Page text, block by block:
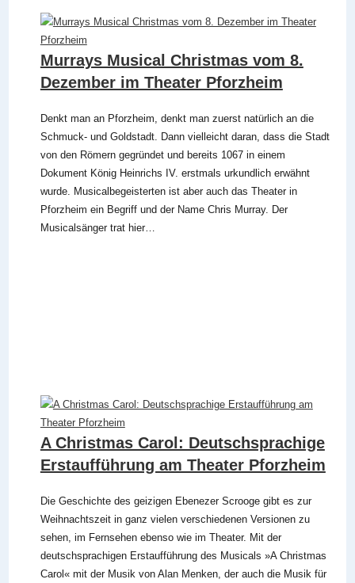
Murrays Musical Christmas vom 8.
Dezember im Theater Pforzheim
Denkt man an Pforzheim, denkt man zuerst natürlich an die
Schmuck- und Goldstadt. Dann vielleicht daran, dass die Stadt
von den Römern gegründet und bereits 1067 in einem
Dokument König Heinrichs IV. erstmals urkundlich erwähnt
wurde. Musicalbegeisterten ist aber auch das Theater in
Pforzheim ein Begriff und der Name Chris Murray. Der
Musicalsänger trat hier…
A Christmas Carol: Deutschsprachige
Erstaufführung am Theater Pforzheim
Die Geschichte des geizigen Ebenezer Scrooge gibt es zur
Weihnachtszeit in ganz vielen verschiedenen Versionen zu
sehen, im Fernsehen ebenso wie im Theater. Mit der
deutschsprachigen Erstaufführung des Musicals »A Christmas
Carol« mit der Musik von Alan Menken, der auch die Musik für